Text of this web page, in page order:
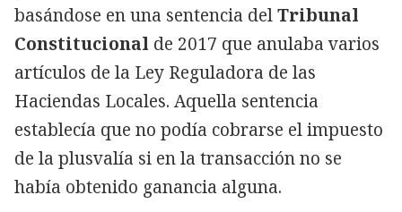
basándose en una sentencia delTribunal
Constitucional de 2017 que anulaba varios
artículos de la Ley Reguladora de las
Haciendas Locales. Aquella sentencia
establecía que no podía cobrarse el impuesto
de la plusvalía si en la transacción no se
había obtenido ganancia alguna.